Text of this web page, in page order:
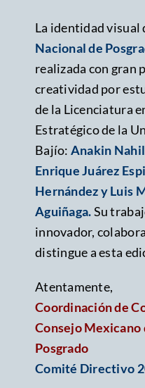
La identidad visual
Nacional de
realizada con gran
creatividad por
de la Licenciatura
Estratégico de la
Bajío: Anakin
Enrique Juárez
Hernández y Luis
Aguiñaga.Su
innovador,
distingue a esta
Atentamente,
Coordinación de
Consejo Mexicano
Posgrado
Comité Directivo